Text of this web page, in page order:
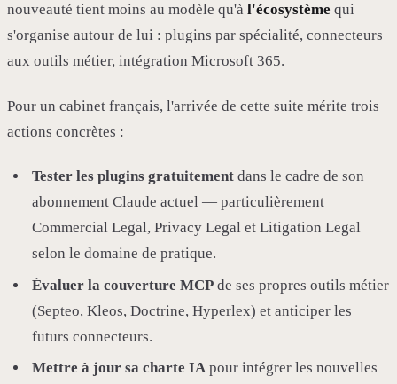
nouveauté tient moins au modèle qu'à l'écosystème qui
s'organise autour de lui : plugins par spécialité, connecteurs
aux outils métier, intégration Microsoft 365.
Pour un cabinet français, l'arrivée de cette suite mérite trois
actions concrètes :
Tester les plugins gratuitement dans le cadre de son
abonnement Claude actuel — particulièrement
Commercial Legal, Privacy Legal et Litigation Legal
selon le domaine de pratique.
Évaluer la couverture MCP de ses propres outils métier
(Septeo, Kleos, Doctrine, Hyperlex) et anticiper les
futurs connecteurs.
Mettre à jour sa charte IA pour intégrer les nouvelles